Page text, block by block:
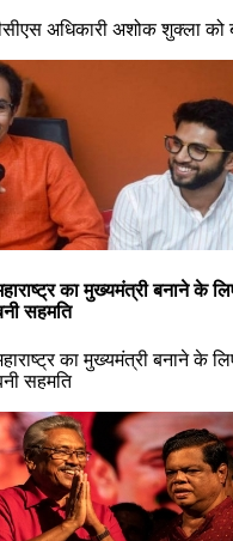
अधिकारी अशोक शुक्ला को
का मुख्यमंत्री बनाने के
सहमति
का मुख्यमंत्री बनाने के
सहमति